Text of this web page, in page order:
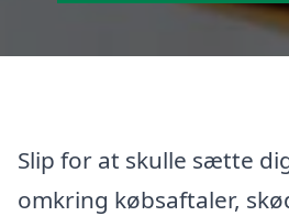
Slip for at skulle sætte
omkring købsaftaler,